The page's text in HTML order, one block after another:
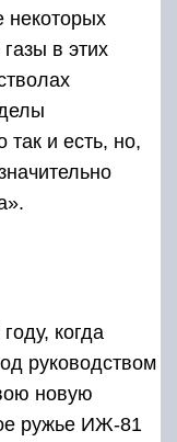
некоторых
в этих
так и есть, но,
когда
руководством
новую
ружье ИЖ-81